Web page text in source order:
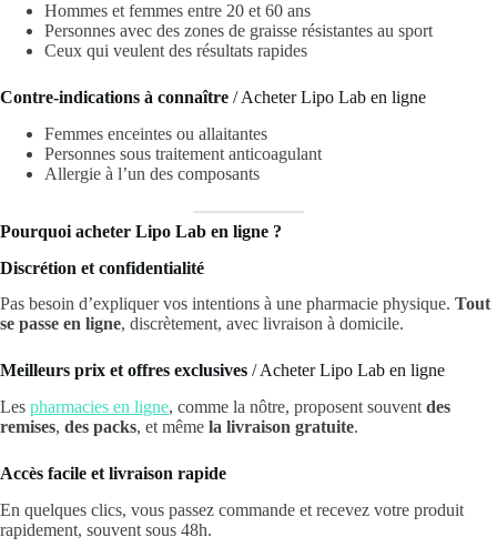
Hommes et femmes entre 20 et 60 ans
Personnes avec des zones de graisse résistantes au sport
Ceux qui veulent des résultats rapides
Contre-indications à connaître / Acheter Lipo Lab en ligne
Femmes enceintes ou allaitantes
Personnes sous traitement anticoagulant
Allergie à l’un des composants
Pourquoi acheter Lipo Lab en ligne ?
Discrétion et confidentialité
Pas besoin d’expliquer vos intentions à une pharmacie physique. Tout
se passe en ligne, discrètement, avec livraison à domicile.
Meilleurs prix et offres exclusives / Acheter Lipo Lab en ligne
Les pharmacies en ligne, comme la nôtre, proposent souvent des
remises, des packs, et même la livraison gratuite.
Accès facile et livraison rapide
En quelques clics, vous passez commande et recevez votre produit
rapidement, souvent sous 48h.